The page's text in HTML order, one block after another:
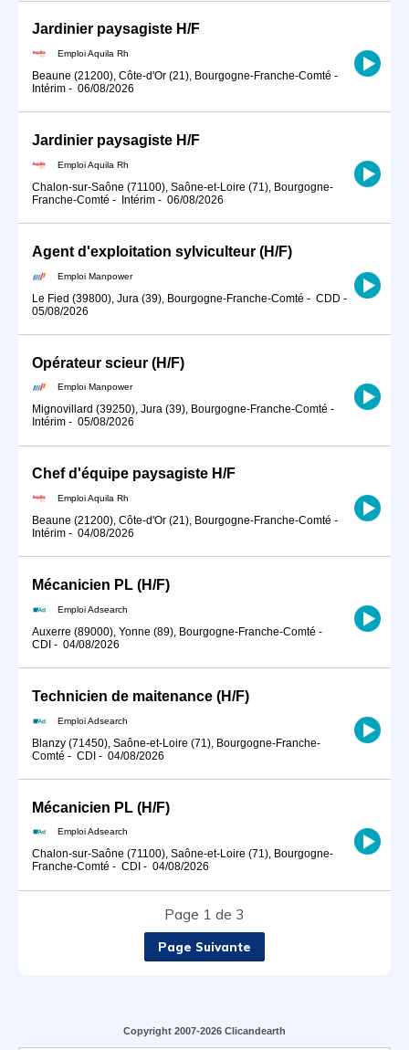
Jardinier paysagiste H/F
Emploi Aquila Rh
Beaune (21200), Côte-d'Or (21), Bourgogne-Franche-Comté -
Intérim - 06/08/2026
Jardinier paysagiste H/F
Emploi Aquila Rh
Chalon-sur-Saône (71100), Saône-et-Loire (71), Bourgogne-
Franche-Comté - Intérim - 06/08/2026
Agent d'exploitation sylviculteur (H/F)
Emploi Manpower
Le Fied (39800), Jura (39), Bourgogne-Franche-Comté - CDD -
05/08/2026
Opérateur scieur (H/F)
Emploi Manpower
Mignovillard (39250), Jura (39), Bourgogne-Franche-Comté -
Intérim - 05/08/2026
Chef d'équipe paysagiste H/F
Emploi Aquila Rh
Beaune (21200), Côte-d'Or (21), Bourgogne-Franche-Comté -
Intérim - 04/08/2026
Mécanicien PL (H/F)
Emploi Adsearch
Auxerre (89000), Yonne (89), Bourgogne-Franche-Comté -
CDI - 04/08/2026
Technicien de maitenance (H/F)
Emploi Adsearch
Blanzy (71450), Saône-et-Loire (71), Bourgogne-Franche-
Comté - CDI - 04/08/2026
Mécanicien PL (H/F)
Emploi Adsearch
Chalon-sur-Saône (71100), Saône-et-Loire (71), Bourgogne-
Franche-Comté - CDI - 04/08/2026
Page 1 de 3
Page Suivante
Copyright 2007-2026 Clicandearth